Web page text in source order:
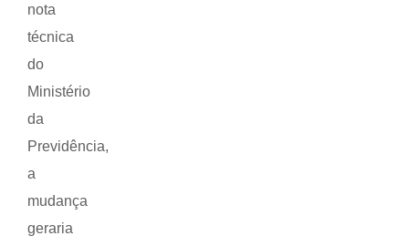
nota
técnica
do
Ministério
da
Previdência,
a
mudança
geraria